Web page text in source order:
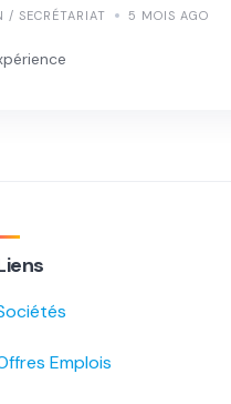
/ SECRÉTARIAT 5 MOIS AGO
Emplois